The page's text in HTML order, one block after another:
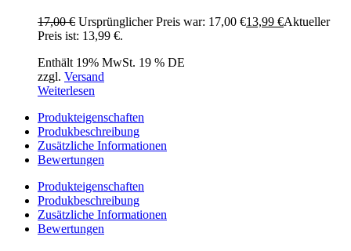
17,00€ Ursprünglicher Preis war: 17,00 €13,99 €Aktueller
Preis ist: 13,99 €.
Enthält 19% MwSt. 19 % DE
zzgl. Versand
Weiterlesen
Produkteigenschaften
Produkbeschreibung
Zusätzliche Informationen
Bewertungen
Produkteigenschaften
Produkbeschreibung
Zusätzliche Informationen
Bewertungen